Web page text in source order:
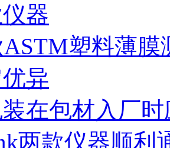
器
ASTM塑料薄
异
在包材入厂
两款仪器顺利